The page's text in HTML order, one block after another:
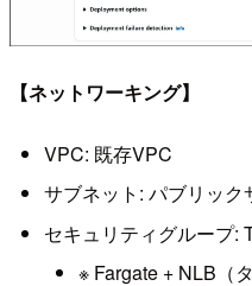
【ネットワーキング】
VPC: 既存VPC
サブネット: パブリック
セキュリティグループ:
※ Fargate + NLB（